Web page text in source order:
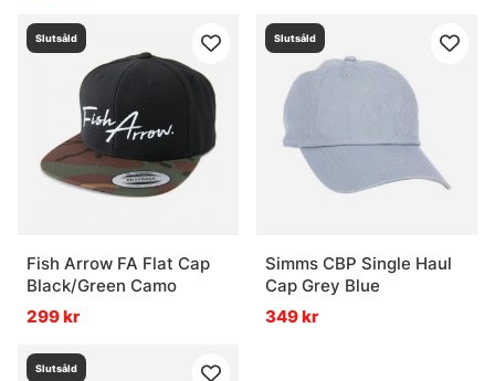
Slutsåld
Fish Arrow FA Flat Cap
Black/Green Camo
299 kr
Slutsåld
Simms CBP Single Haul
Cap Grey Blue
349 kr
Slutsåld